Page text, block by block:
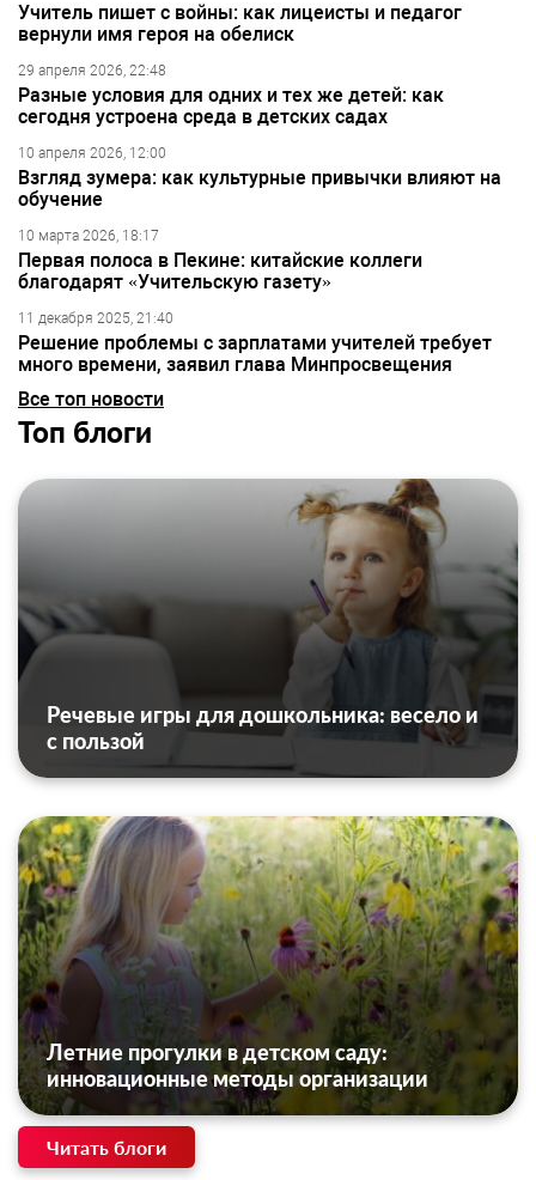
Учитель пишет с войны: как лицеисты и педагог
вернули имя героя на обелиск
29 апреля 2026, 22:48
Разные условия для одних и тех же детей: как
сегодня устроена среда в детских садах
10 апреля 2026, 12:00
Взгляд зумера: как культурные привычки влияют на
обучение
10 марта 2026, 18:17
Первая полоса в Пекине: китайские коллеги
благодарят «Учительскую газету»
11 декабря 2025, 21:40
Решение проблемы с зарплатами учителей требует
много времени, заявил глава Минпросвещения
Все топ новости
Топ блоги
Речевые игры для дошкольника: весело и
с пользой
Летние прогулки в детском саду:
инновационные методы организации
Читать блоги